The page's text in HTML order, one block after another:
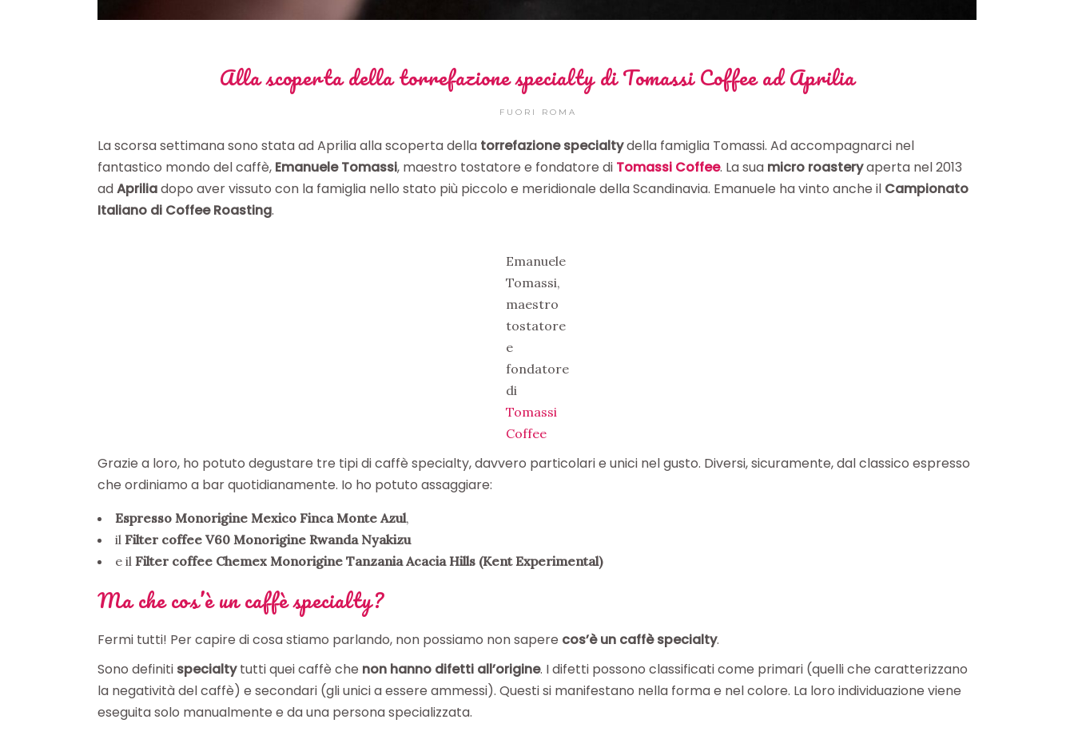
Alla scoperta della torrefazione specialty di Tomassi Coffee ad Aprilia
FUORI ROMA
La scorsa settimana sono stata ad Aprilia alla scoperta della torrefazione specialtydella famiglia Tomassi. Ad accompagnarci nel
fantastico mondo del caffè, Emanuele Tomassi, maestro tostatore e fondatore di Tomassi Coffee. La sua micro roasteryaperta nel 2013
adApriliadopo aver vissuto con la famiglia nello stato più piccolo e meridionale della Scandinavia. Emanuele ha vinto anche il Campionato
Italiano di Coffee Roasting.
Emanuele
Tomassi,
maestro
tostatore
e
fondatore
di
Tomassi
Coffee
Grazie a loro, ho potuto degustare tre tipi di caffè specialty, davvero particolari e unici nel gusto. Diversi, sicuramente, dal classico espresso
che ordiniamo a bar quotidianamente. Io ho potuto assaggiare:
Espresso Monorigine Mexico Finca Monte Azul,
il Filter coffee V60 Monorigine Rwanda Nyakizu
e il Filter coffee Chemex Monorigine Tanzania Acacia Hills (Kent Experimental)
Ma che cos’è un caffè specialty?
Fermi tutti! Per capire di cosa stiamo parlando, non possiamo non sapere cos’è un caffè specialty.
Sono definiti specialtytutti quei caffè che non hanno difetti all’origine. I difetti possono classificati come primari (quelli che caratterizzano
la negatività del caffè) e secondari (gli unici a essere ammessi). Questi si manifestano nella forma e nel colore. La loro individuazione viene
eseguita solo manualmente e da una persona specializzata.